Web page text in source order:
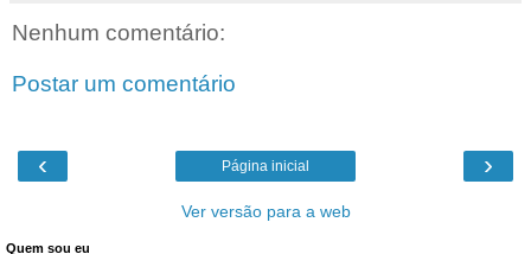
Nenhum comentário:
Postar um comentário
‹ ›
Página inicial
Ver versão para a web
Quem sou eu